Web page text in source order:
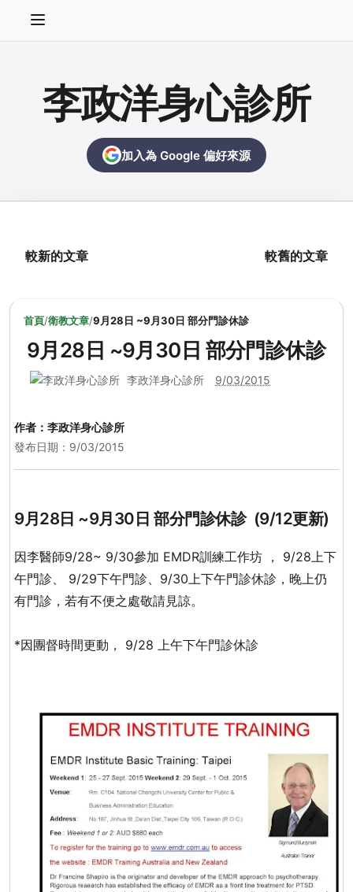
李政洋身心診所
加入為 Google 偏好來源
較新的文章 較舊的文章
首頁/衛教文章/9月28日 ~9月30日 部分門診休診
9月28日 ~9月30日 部分門診休診
李政洋身心診所 9/03/2015
作者： 李政洋身心診所
發布日期：9/03/2015
9月28日 ~9月30日 部分門診休診 (9/12更新)
因李醫師9/28~ 9/30參加 EMDR訓練工作坊 ， 9/28上下
午門診、 9/29下午門診、9/30上下午門診休診，晚上仍
有門診，若有不便之處敬請見諒。
*因團督時間更動， 9/28 上午下午門診休診